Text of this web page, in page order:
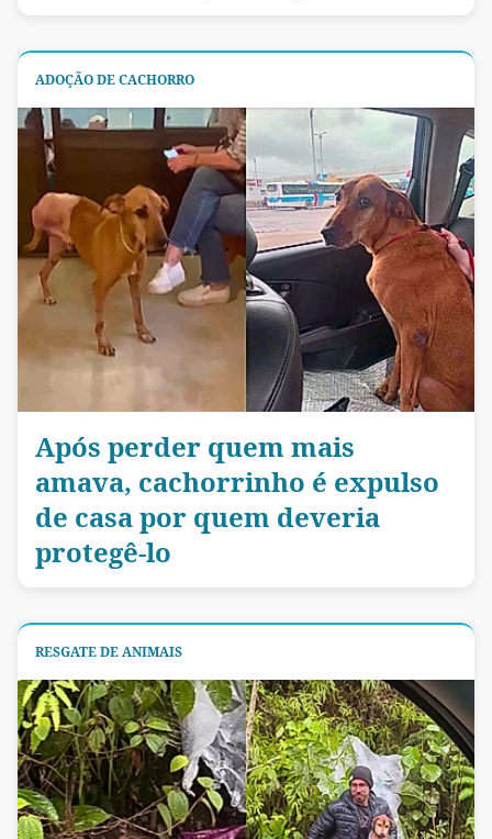
ADOÇÃO DE CACHORRO
Após perder quem mais
amava, cachorrinho é expulso
de casa por quem deveria
protegê-lo
RESGATE DE ANIMAIS